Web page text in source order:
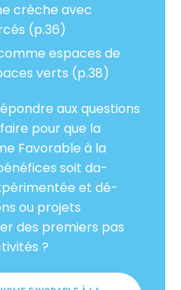
crèche avec
(p.36)
espaces de
verts (p.38)
aux questions
pour que la
Favorable à la
soit da­
et dé­
ou projets
des premiers pas
?